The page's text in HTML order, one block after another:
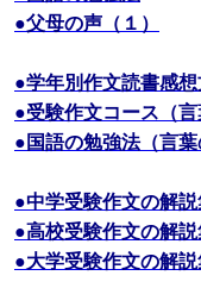
●父母の声（１）
●学年別作文読書感
●受験作文コース（
●国語の勉強法（言葉
●中学受験作文の解
●高校受験作文の解
●大学受験作文の解